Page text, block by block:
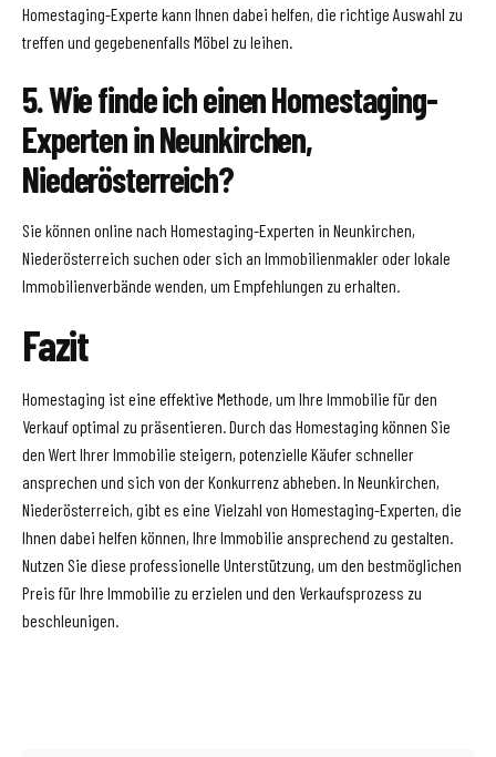
Homestaging-Experte kann Ihnen dabei helfen, die richtige Auswahl zu
treffen und gegebenenfalls Möbel zu leihen.
5. Wie finde ich einen Homestaging-
Experten in Neunkirchen,
Niederösterreich?
Sie können online nach Homestaging-Experten in Neunkirchen,
Niederösterreich suchen oder sich an Immobilienmakler oder lokale
Immobilienverbände wenden, um Empfehlungen zu erhalten.
Fazit
Homestaging ist eine effektive Methode, um Ihre Immobilie für den
Verkauf optimal zu präsentieren. Durch das Homestaging können Sie
den Wert Ihrer Immobilie steigern, potenzielle Käufer schneller
ansprechen und sich von der Konkurrenz abheben. In Neunkirchen,
Niederösterreich, gibt es eine Vielzahl von Homestaging-Experten, die
Ihnen dabei helfen können, Ihre Immobilie ansprechend zu gestalten.
Nutzen Sie diese professionelle Unterstützung, um den bestmöglichen
Preis für Ihre Immobilie zu erzielen und den Verkaufsprozess zu
beschleunigen.